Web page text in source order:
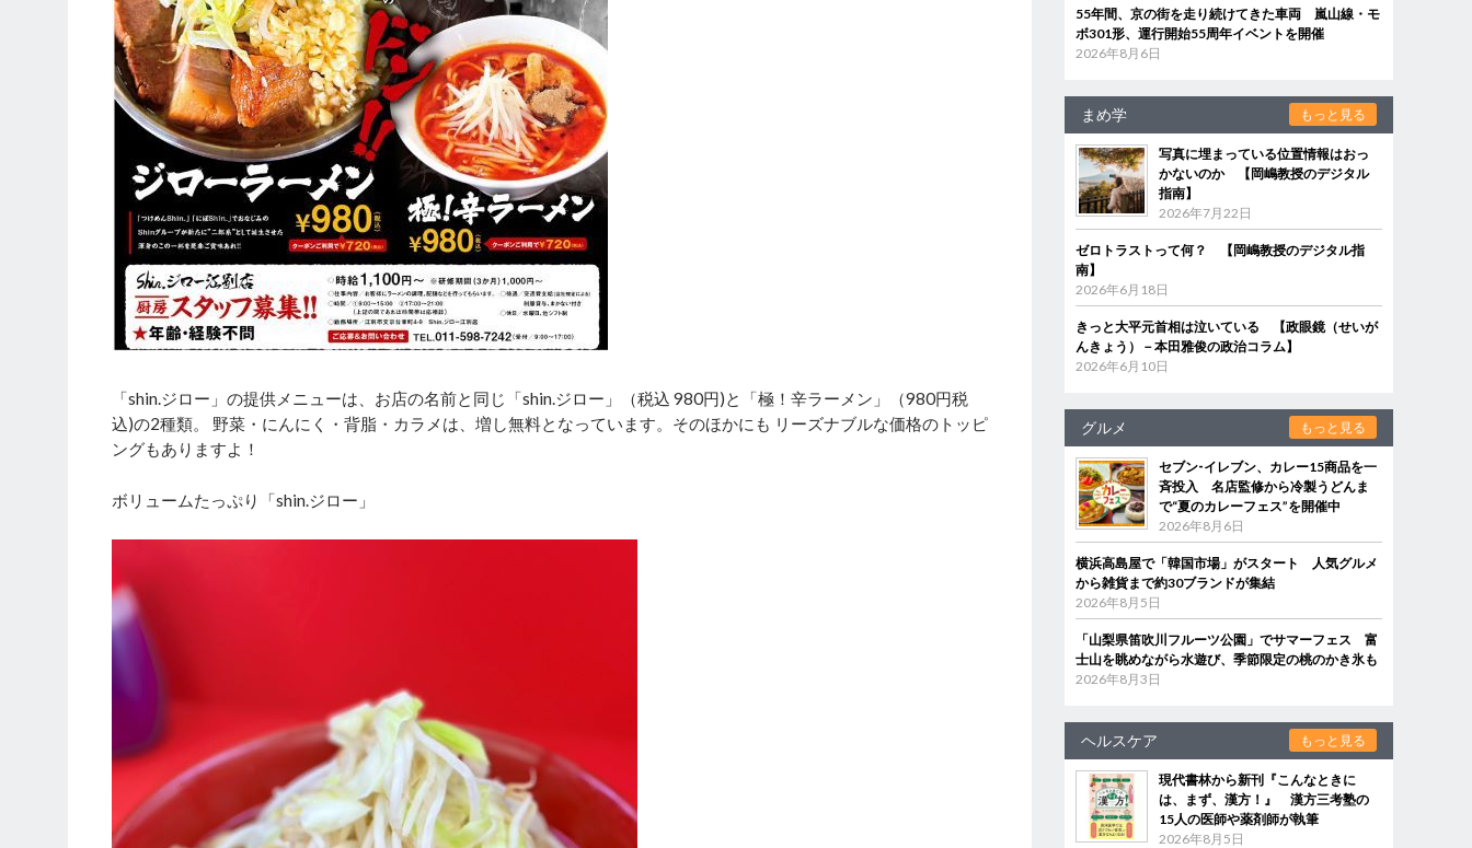
「shin.ジロー」の提供メニューは、お店の名前と同じ「shin.ジロー」（税込 980円)と「極！辛ラーメン」（980円税
込)の2種類。 野菜・にんにく・背脂・カラメは、増し無料となっています。そのほかにも リーズナブルな価格のトッピ
ングもありますよ！
ボリュームたっぷり「shin.ジロー」
55年間、京の街を走り続けてきた車両 嵐山線・モ
ボ301形、運行開始55周年イベントを開催
2026年8月6日
まめ学 もっと見る
写真に埋まっている位置情報はおっ
かないのか 【岡嶋教授のデジタル
指南】
2026年7月22日
ゼロトラストって何？ 【岡嶋教授のデジタル指
南】
2026年6月18日
きっと大平元首相は泣いている 【政眼鏡（せいが
んきょう）－本田雅俊の政治コラム】
2026年6月10日
グルメ もっと見る
セブン‐イレブン、カレー15商品を一
斉投入 名店監修から冷製うどんま
で“夏のカレーフェス”を開催中
2026年8月6日
横浜高島屋で「韓国市場」がスタート 人気グルメ
から雑貨まで約30ブランドが集結
2026年8月5日
「山梨県笛吹川フルーツ公園」でサマーフェス 富
士山を眺めながら水遊び、季節限定の桃のかき氷も
2026年8月3日
ヘルスケア もっと見る
現代書林から新刊『こんなときに
は、まず、漢方！』 漢方三考塾の
15人の医師や薬剤師が執筆
2026年8月5日